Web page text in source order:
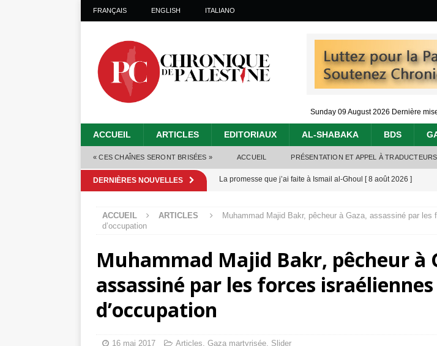
FRANÇAIS ENGLISH ITALIANO
Sunday 09 August 2026 Dernière
ACCUEIL ARTICLES EDITORIAUX AL-SHABAKA BDS
« CES CHAÎNES SERONT BRISÉES » ACCUEIL PRÉSENTATION ET APPEL À TRADUCTEURS
DERNIÈRES NOUVELLES La promesse que j’ai faite à Ismail al-Ghoul [ 8 août 2026 ]
crise sanitaire déjà dramatique [ 7 août 2026 ]
6 août 2026 ]
Mille jours de génocide : l’histoire de Gaza au-delà des chiffres[
ACCUEIL ARTICLES
Muhammad Majid Bakr, pêcheur à Gaza, assassiné par les
d’occupation
Muhammad Majid Bakr, pêcheur à
assassiné par les forces israéliennes
d’occupation
16 mai 2017 Articles, Gaza martyrisée, Slider